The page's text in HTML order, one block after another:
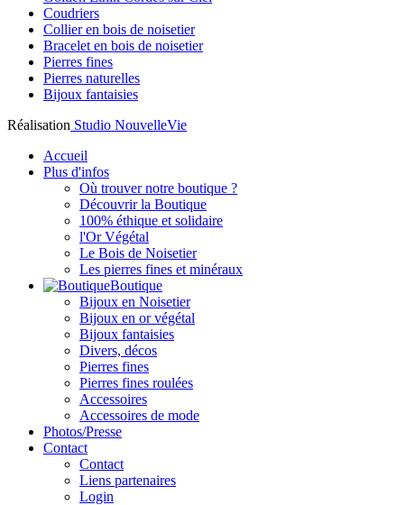
Coudriers
Collier en bois de noisetier
Bracelet en bois de noisetier
Pierres fines
Pierres naturelles
Bijoux fantaisies
Réalisation Studio NouvelleVie
Accueil
Plus d'infos
Où trouver notre boutique ?
Découvrir la Boutique
100% éthique et solidaire
l'Or Végétal
Le Bois de Noisetier
Les pierres fines et minéraux
Boutique
Bijoux en Noisetier
Bijoux en or végétal
Bijoux fantaisies
Divers, décos
Pierres fines
Pierres fines roulées
Accessoires
Accessoires de mode
Photos/Presse
Contact
Contact
Liens partenaires
Login